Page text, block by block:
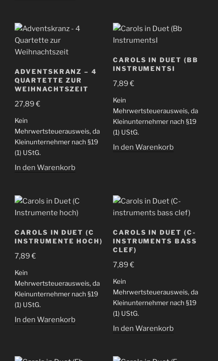
ADVENTSKRANZ – 4
QUARTETTE ZUR
WEIHNACHTSZEIT
27,89€
Kein
Mehrwertsteuerausweis, da
Kleinunternehmer nach §19
(1) UStG.
In den Warenkorb
CAROLS IN DUET (BB
INSTRUMENTSI
7,89€
Kein
Mehrwertsteuerausweis, da
Kleinunternehmer nach §19
(1) UStG.
In den Warenkorb
CAROLS IN DUET (C
INSTRUMENTE HOCH)
7,89€
Kein
Mehrwertsteuerausweis, da
Kleinunternehmer nach §19
(1) UStG.
In den Warenkorb
CAROLS IN DUET (C-
INSTRUMENTS BASS
CLEF)
7,89€
Kein
Mehrwertsteuerausweis, da
Kleinunternehmer nach §19
(1) UStG.
In den Warenkorb